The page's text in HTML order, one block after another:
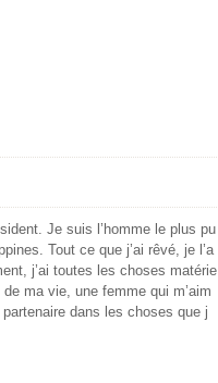
Je suis l’homme le plus pu
Tout ce que j’ai rêvé, je l’a
j’ai toutes les choses matérie
de ma vie, une femme qui m’aim
dans les choses que j